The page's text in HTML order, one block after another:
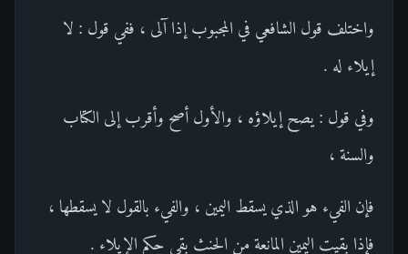
واختلف قول الشافعي في المجبوب إذا آلى ، ففي قول : لا
إيلاء له .
وفي قول : يصح إيلاؤه ، والأول أصح وأقرب إلى الكتاب
والسنة ،
فإن الفيء هو الذي يسقط اليمين ، والفيء بالقول لا يسقطها ،
فإذا بقيت اليمين المانعة من الحنث بقي حكم الإيلاء .